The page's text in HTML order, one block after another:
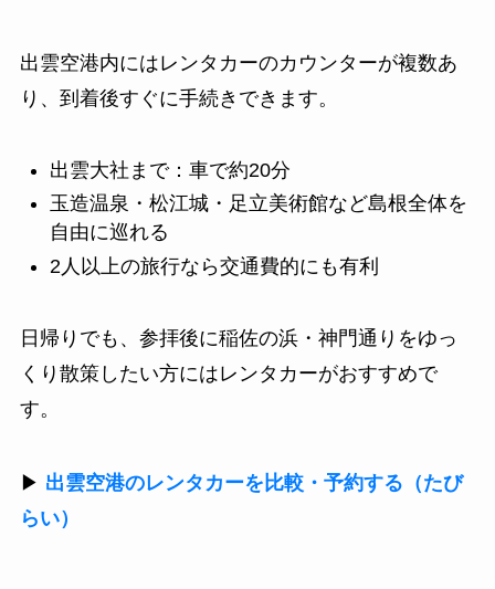
出雲空港内にはレンタカーのカウンターが複数あ
り、到着後すぐに手続きできます。
出雲大社まで：車で約20分
玉造温泉・松江城・足立美術館など島根全体を
自由に巡れる
2人以上の旅行なら交通費的にも有利
日帰りでも、参拝後に稲佐の浜・神門通りをゆっ
くり散策したい方にはレンタカーがおすすめで
す。
▶ 出雲空港のレンタカーを比較・予約する（たび
らい）